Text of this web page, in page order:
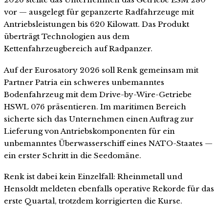
vor — ausgelegt für gepanzerte Radfahrzeuge mit
Antriebsleistungen bis 620 Kilowatt. Das Produkt
überträgt Technologien aus dem
Kettenfahrzeugbereich auf Radpanzer.
Auf der Eurosatory 2026 soll Renk gemeinsam mit
Partner Patria ein schweres unbemanntes
Bodenfahrzeug mit dem Drive-by-Wire-Getriebe
HSWL 076 präsentieren. Im maritimen Bereich
sicherte sich das Unternehmen einen Auftrag zur
Lieferung von Antriebskomponenten für ein
unbemanntes Überwasserschiff eines NATO-Staates —
ein erster Schritt in die Seedomäne.
Renk ist dabei kein Einzelfall: Rheinmetall und
Hensoldt meldeten ebenfalls operative Rekorde für das
erste Quartal, trotzdem korrigierten die Kurse.